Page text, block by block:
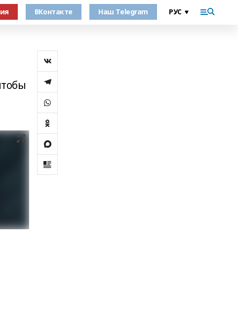
ВКонтакте Наш Telegram